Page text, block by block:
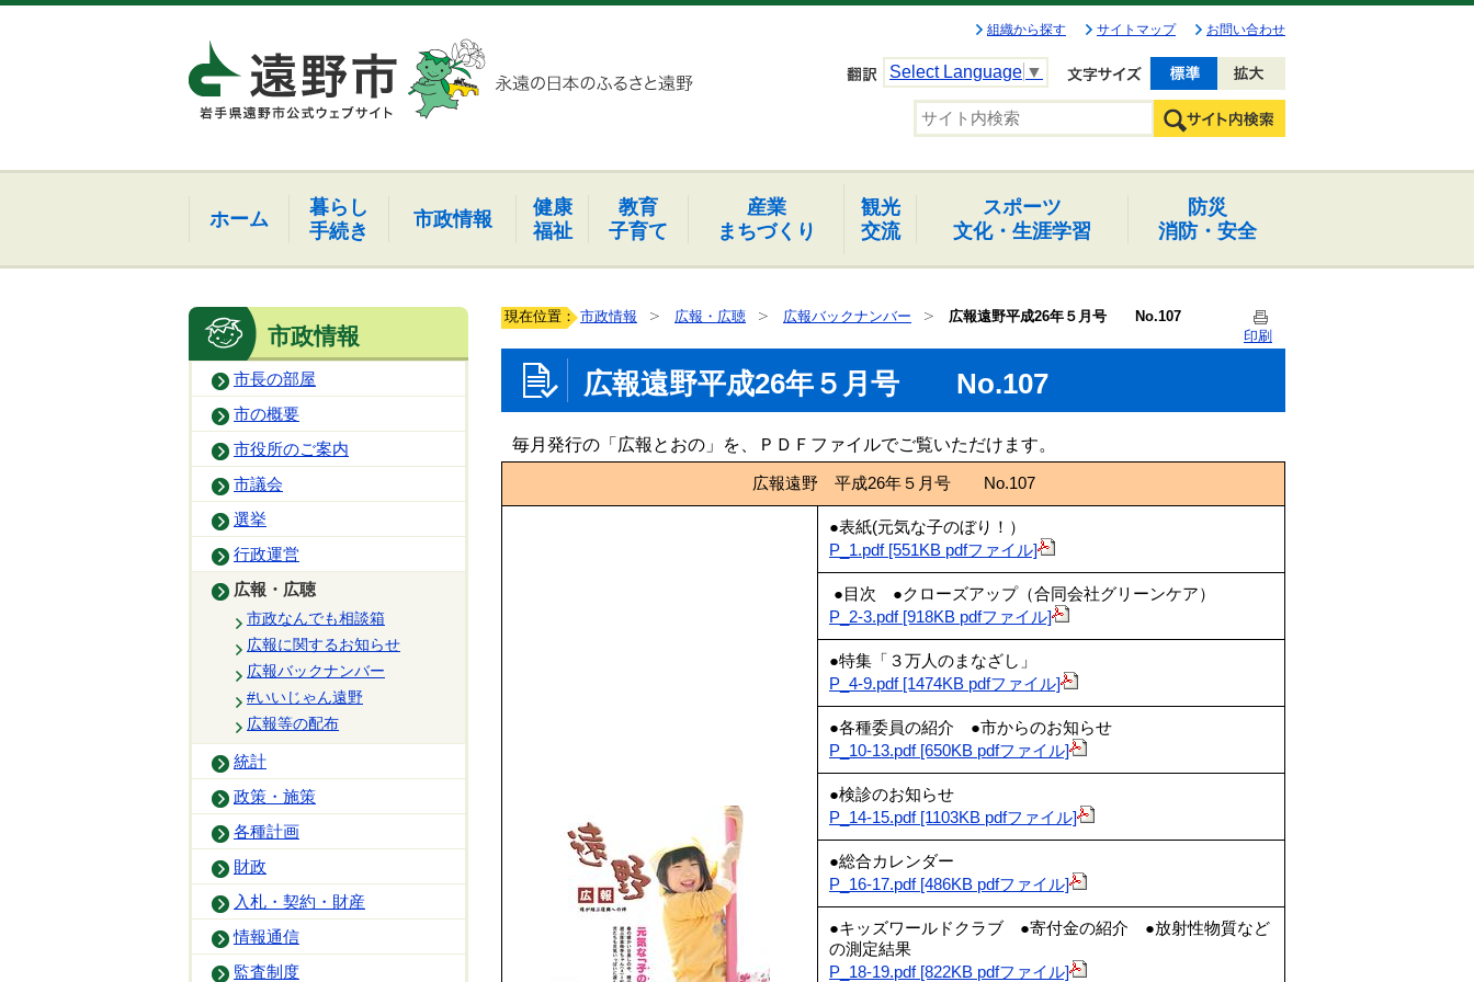
組織から探す サイトマップ お問い合わせ
Select Language ▼ 文字を小さく
ホーム
暮らし
手続き
市政情報
健康
福祉
教育
子育て
産業
まちづくり
観光
交流
スポーツ
文化・生涯学習
防災
消防・安全
市政情報
市長の部屋
市の概要
市役所のご案内
市議会
選挙
行政運営
広報・広聴
市政なんでも相談箱
広報に関するお知らせ
広報バックナンバー
#いいじゃん遠野
広報等の配布
統計
政策・施策
各種計画
財政
入札・契約・財産
情報通信
監査制度
現在位置： 市政情報 広報・広聴 広報バックナンバー
広報遠野平成26年５月号 No.107
印刷
広報遠野平成26年５月号 No.107
毎月発行の「広報とおの」を、ＰＤＦファイルでご覧いただけます。
広報遠野 平成26年５月号 No.107
●表紙(元気な子のぼり！）
P_1.pdf [551KB pdfファイル]
●目次 ●クローズアップ（合同会社グリーンケア）
P_2-3.pdf [918KB pdfファイル]
●特集「３万人のまなざし」
P_4-9.pdf [1474KB pdfファイル]
●各種委員の紹介 ●市からのお知らせ
P_10-13.pdf [650KB pdfファイル]
●検診のお知らせ
P_14-15.pdf [1103KB pdfファイル]
●総合カレンダー
P_16-17.pdf [486KB pdfファイル]
●キッズワールドクラブ ●寄付金の紹介 ●放射性物質など
の測定結果
P_18-19.pdf [822KB pdfファイル]